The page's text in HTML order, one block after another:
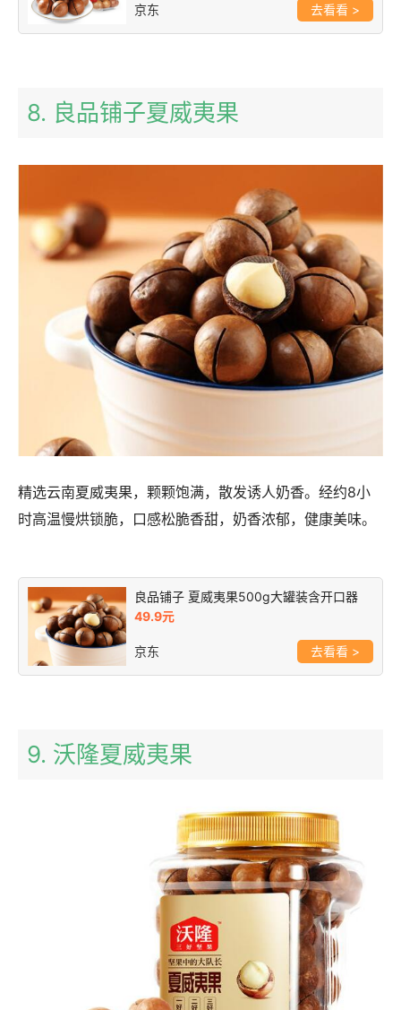
京东 >
8. 良品铺子夏威夷果
精选云南夏威夷果，颗颗饱满，散发诱人奶香。经约8小
时高温慢烘锁脆，口感松脆香甜，奶香浓郁，健康美味。
良品铺子 夏威夷果500g大罐装含开口器
49.9元
京东 >
9. 沃隆夏威夷果